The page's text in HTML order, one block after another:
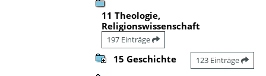
11 Theologie,
Religionswissenschaft
197 Einträge
15 Geschichte 123 Einträge